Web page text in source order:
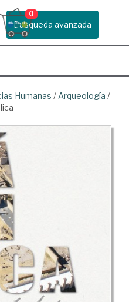
Busqueda avanzada
0
Humanas / Arqueología /